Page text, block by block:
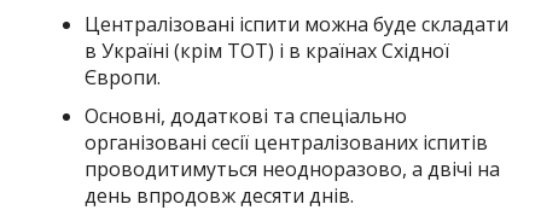
Централізовані іспити можна буде складати
в Україні (крім ТОТ) і в країнах Східної
Європи.
Основні, додаткові та спеціально
організовані сесії централізованих іспитів
проводитимуться неодноразово, а двічі на
день впродовж десяти днів.